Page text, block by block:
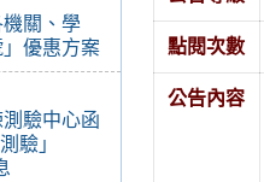
關、學
優惠方案
驗中心函
驗」
點閱次數
公告內容